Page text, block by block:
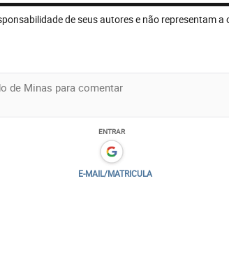
de seus autores e não representam a
ENTRAR
E-MAIL/MATRICULA